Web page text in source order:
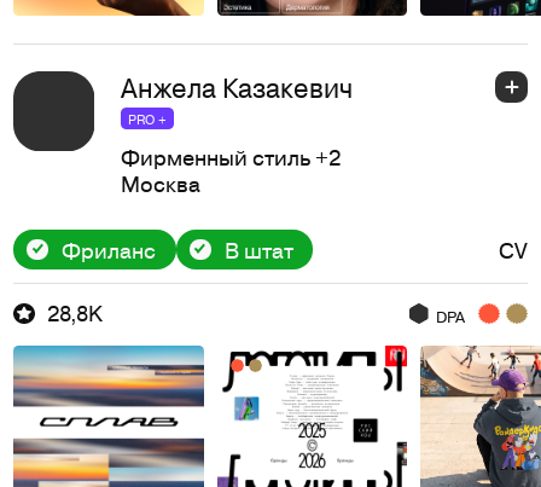
Анжела Казакевич
PRO +
Фирменный стиль +2
Москва
Фриланс В штат CV
28,8K DPA